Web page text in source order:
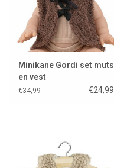
Minikane Gordi set muts
en vest
€34,99 €24,99